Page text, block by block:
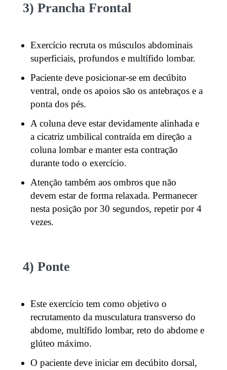
3) Prancha Frontal
Exercício recruta os músculos abdominais
superficiais, profundos e multífido lombar.
Paciente deve posicionar-se em decúbito
ventral, onde os apoios são os antebraços e a
ponta dos pés.
A coluna deve estar devidamente alinhada e
a cicatriz umbilical contraída em direção a
coluna lombar e manter esta contração
durante todo o exercício.
Atenção também aos ombros que não
devem estar de forma relaxada. Permanecer
nesta posição por 30 segundos, repetir por 4
vezes.
4) Ponte
Este exercício tem como objetivo o
recrutamento da musculatura transverso do
abdome, multífido lombar, reto do abdome e
glúteo máximo.
O paciente deve iniciar em decúbito dorsal,